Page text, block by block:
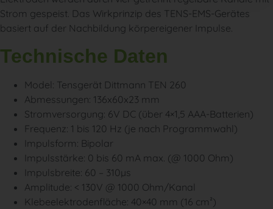
Strom gespeist. Das Wirkprinzip des TENS-EMS-Gerätes
basiert auf der Nachbildung körpereigener Impulse.
Technische Daten
Model: Tensgerät Dittmann TEN 260
Abmessungen: 136x60x23 mm
Stromversorgung: 6V DC (über 4×1,5 AAA-Batterien)
Frequenz: 1 bis 120 Hz (je nach Programmwahl)
Impulsform: Bipolar
Impulsstärke: 0 bis 60 mA max. (@ 1000 Ohm)
Impulsbreite: 60 – 310µs
Amplitude: < 130V @ 1000 Ohm/Kanal
Klebeelektrodenfläche: 40×40 mm (16 cm²)